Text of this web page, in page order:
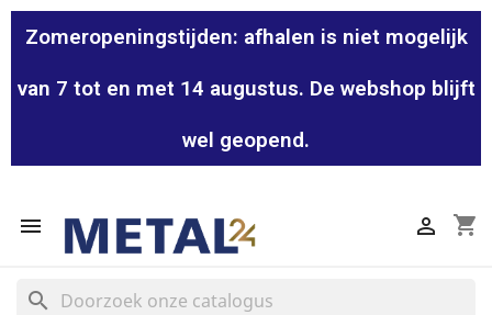
Zomeropeningstijden: afhalen is niet mogelijk
van 7 tot en met 14 augustus. De webshop blijft
wel geopend.
 shopping_cart

search